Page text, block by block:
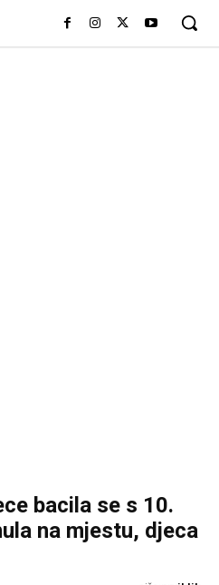
bacila se s 10.
na mjestu, djeca